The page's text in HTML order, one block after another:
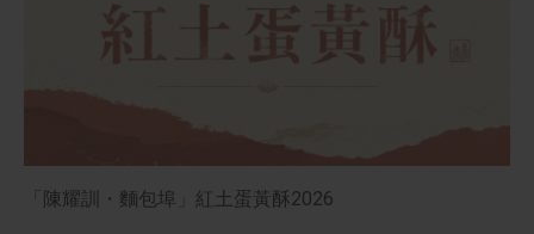
「陳耀訓・麵包埠」紅土蛋黃酥2026